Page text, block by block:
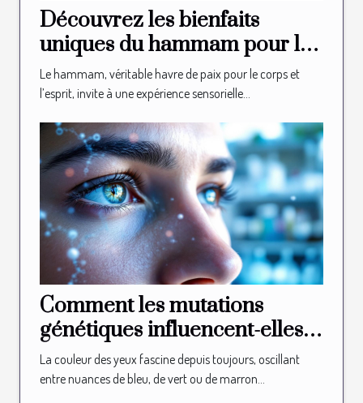
Découvrez les bienfaits
uniques du hammam pour la
relaxation
Le hammam, véritable havre de paix pour le corps et
l’esprit, invite à une expérience sensorielle...
Comment les mutations
génétiques influencent-elles
la couleur des yeux ?
La couleur des yeux fascine depuis toujours, oscillant
entre nuances de bleu, de vert ou de marron...